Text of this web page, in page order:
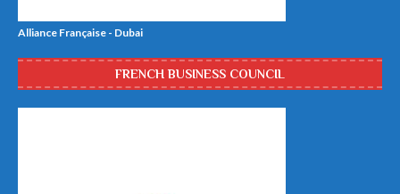
Alliance Française - Dubai
FRENCH BUSINESS COUNCIL